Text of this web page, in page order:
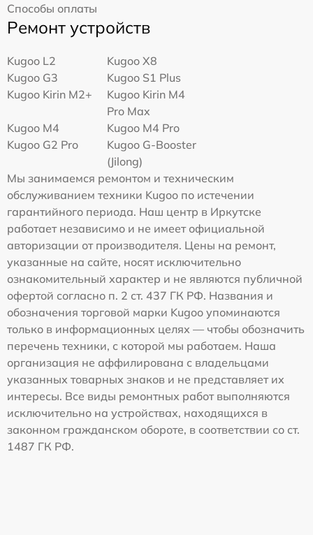
Способы оплаты
Ремонт устройств
Kugoo L2
Kugoo X8
Kugoo G3
Kugoo S1 Plus
Kugoo Kirin M2+
Kugoo Kirin M4
Pro Max
Kugoo M4
Kugoo M4 Pro
Kugoo G2 Pro
Kugoo G-Booster
(Jilong)
Мы занимаемся ремонтом и техническим
обслуживанием техники Kugoo по истечении
гарантийного периода. Наш центр в Иркутске
работает независимо и не имеет официальной
авторизации от производителя. Цены на ремонт,
указанные на сайте, носят исключительно
ознакомительный характер и не являются публичной
офертой согласно п. 2 ст. 437 ГК РФ. Названия и
обозначения торговой марки Kugoo упоминаются
только в информационных целях — чтобы обозначить
перечень техники, с которой мы работаем. Наша
организация не аффилирована с владельцами
указанных товарных знаков и не представляет их
интересы. Все виды ремонтных работ выполняются
исключительно на устройствах, находящихся в
законном гражданском обороте, в соответствии со ст.
1487 ГК РФ.